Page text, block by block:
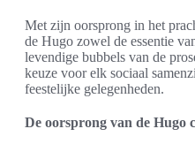
Met zijn oorsprong in het
de Hugo zowel de essentie
levendige bubbels van de
keuze voor elk sociaal
feestelijke gelegenheden.
De oorsprong van de Hugo